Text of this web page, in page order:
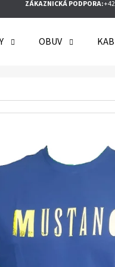
ZÁKAZNICKÁ PODPORA:
OBUV